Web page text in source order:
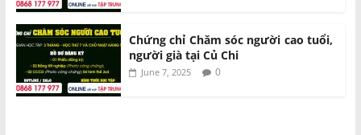
Chứng chỉ Chăm sóc người cao tuổi,
người già tại Củ Chi
June 7, 2025 0